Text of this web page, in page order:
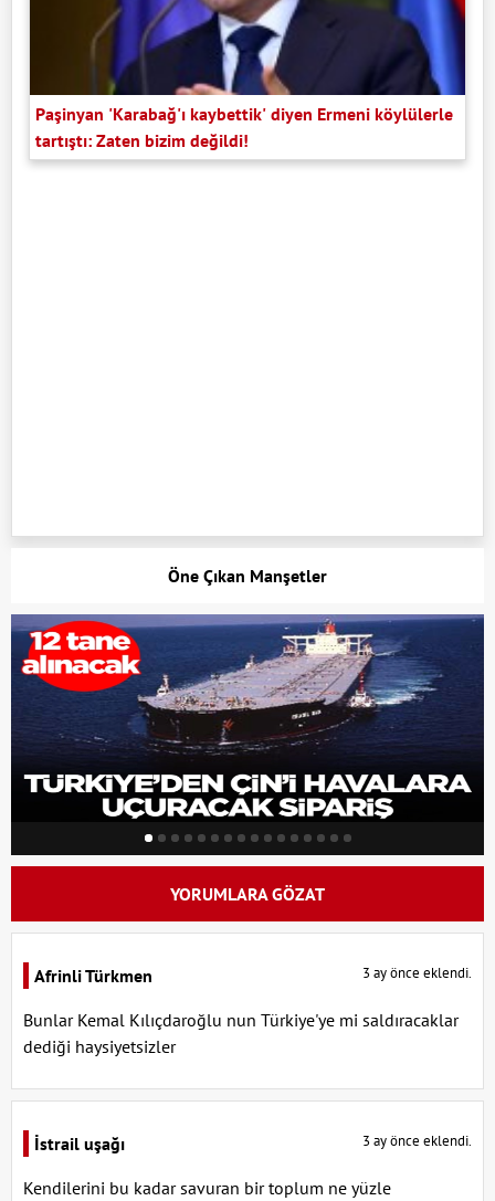
Paşinyan 'Karabağ'ı kaybettik' diyen Ermeni köylülerle
tartıştı: Zaten bizim değildi!
Öne Çıkan Manşetler
YORUMLARA GÖZAT
Afrinli Türkmen 3 ay önce eklendi.
Bunlar Kemal Kılıçdaroğlu nun Türkiye'ye mi saldıracaklar
dediği haysiyetsizler
İstrail uşağı 3 ay önce eklendi.
Kendilerini bu kadar savuran bir toplum ne yüzle